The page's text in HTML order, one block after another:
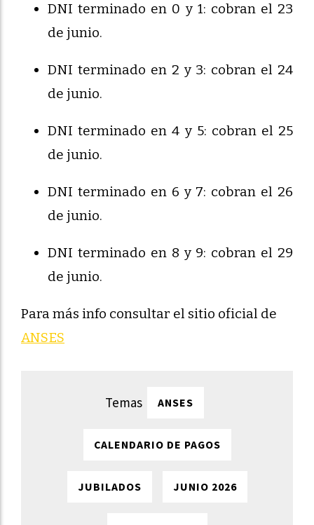
DNI terminado en 0 y 1: cobran el 23
de junio.
DNI terminado en 2 y 3: cobran el 24
de junio.
DNI terminado en 4 y 5: cobran el 25
de junio.
DNI terminado en 6 y 7: cobran el 26
de junio.
DNI terminado en 8 y 9: cobran el 29
de junio.
Para más info consultar el sitio oficial de
ANSES
ANSES
CALENDARIO DE PAGOS
JUBILADOS JUNIO 2026